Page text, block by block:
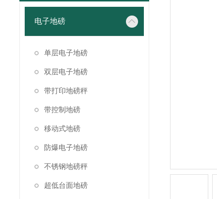
电子地磅
单层电子地磅
双层电子地磅
带打印地磅秤
带控制地磅
移动式地磅
防爆电子地磅
不锈钢地磅秤
超低台面地磅